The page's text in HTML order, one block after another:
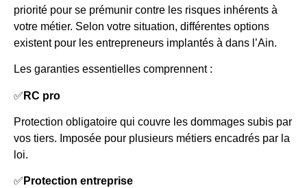
priorité pour se prémunir contre les risques inhérents à
votre métier. Selon votre situation, différentes options
existent pour les entrepreneurs implantés à dans l’Ain.
Les garanties essentielles comprennent :
✅ RC pro
Protection obligatoire qui couvre les dommages subis par
vos tiers. Imposée pour plusieurs métiers encadrés par la
loi.
✅ Protection entreprise